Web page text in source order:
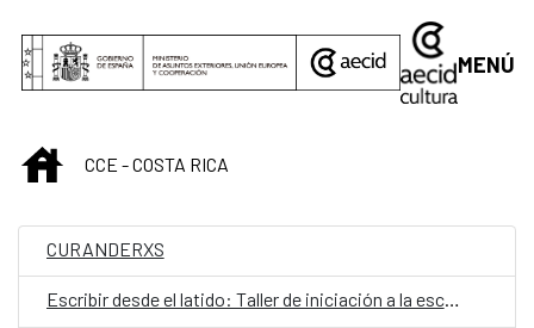
MENÚ
INICIO
CCE - COSTA RICA
CURANDERXS
Escribir desde el latido: Taller de iniciación a la escritura teatral